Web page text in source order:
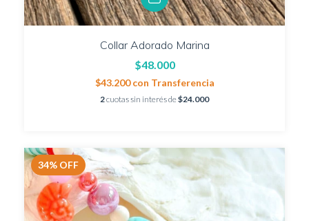
Collar Adorado Marina
$48.000
$43.200con Transferencia
2cuotas sin interés de$24.000
34% OFF